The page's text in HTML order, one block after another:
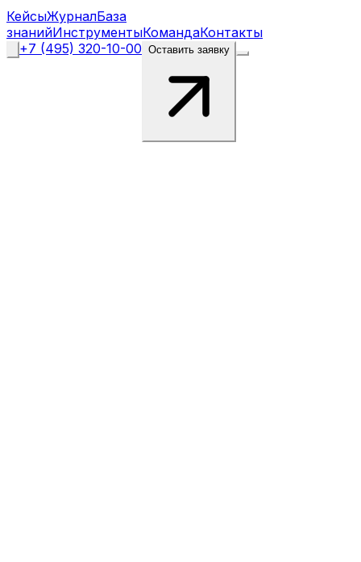
КейсыЖурналБаза
знанийИнструментыКомандаКонтакты
+7 (495) 320-10-00 Оставить заявку